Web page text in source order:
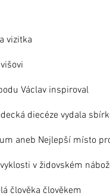
vizitka
Václav inspiroval
diecéze vydala
aneb Nejlepší místo
v židovském
člověka člověkem